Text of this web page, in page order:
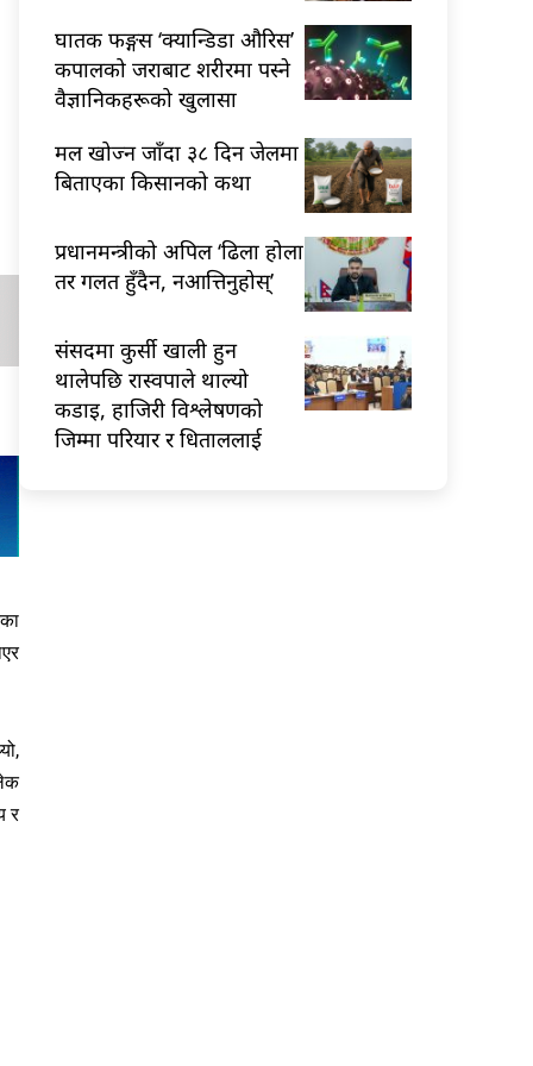
र
घातक फङ्गस ‘क्यान्डिडा औरिस’
कपालको जराबाट शरीरमा पस्ने
वैज्ञानिकहरूको खुलासा
मल खोज्न जाँदा ३८ दिन जेलमा
बिताएका किसानको कथा
प्रधानमन्त्रीको अपिल ‘ढिला होला
तर गलत हुँदैन, नआत्तिनुहोस्’
संसदमा कुर्सी खाली हुन
थालेपछि रास्वपाले थाल्यो
कडाइ, हाजिरी विश्लेषणको
जिम्मा परियार र धिताललाई